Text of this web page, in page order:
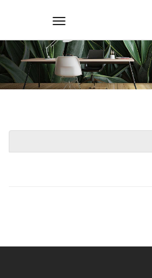
Toggle
navigation